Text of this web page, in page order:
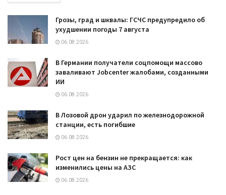
Грозы, град и шквалы: ГСЧС предупредило об
ухудшении погоды 7 августа
06.08.2026
В Германии получатели соцпомощи массово
заваливают Jobcenter жалобами, созданными
ИИ
06.08.2026
В Лозовой дрон ударил по железнодорожной
станции, есть погибшие
06.08.2026
Рост цен на бензин не прекращается: как
изменились цены на АЗС
06.08.2026